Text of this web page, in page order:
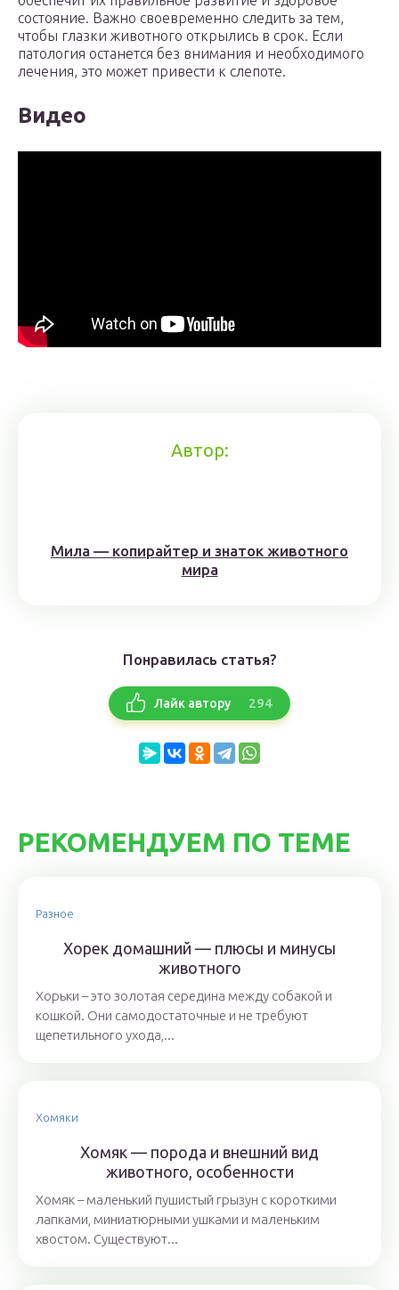
состояние. Важно своевременно следить за тем,
чтобы глазки животного открылись в срок. Если
патология останется без внимания и необходимого
лечения, это может привести к слепоте.
Видео
Автор:
Мила — копирайтер и знаток животного
мира
Понравилась статья?
Лайк автору 294
РЕКОМЕНДУЕМ ПО ТЕМЕ
Разное
Хорек домашний — плюсы и минусы
животного
Хорьки – это золотая середина между собакой и
кошкой. Они самодостаточные и не требуют
щепетильного ухода,...
Хомяки
Хомяк — порода и внешний вид
животного, особенности
Хомяк – маленький пушистый грызун с короткими
лапками, миниатюрными ушками и маленьким
хвостом. Существуют...